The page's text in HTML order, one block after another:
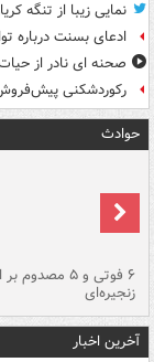
نمایی زیبا از تنگه
ادعای بسنت درباره
صحنه ای نادر از
رکوردشکنی
حوادث
۶ فوتی و ۵
زنجیره‌ای
آخرین اخبار